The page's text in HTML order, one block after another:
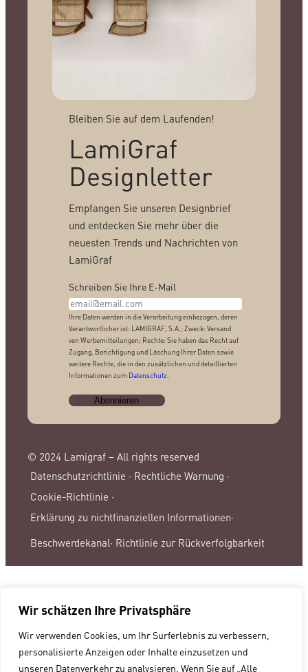
Wir schätzen Ihre Privatsphäre
Wir verwenden Cookies, um Ihr Surferlebnis zu verbessern,
personalisierte Anzeigen oder Inhalte einzusetzen und
unseren Datenverkehr zu analysieren. Wenn Sie auf „Alle
Bleiben Sie auf dem Laufenden!
LamiGraf
Designletter
Empfangen Sie unseren Designbrief
und entdecken Sie mehr über die
neuesten Trends und Nachrichten von
LamiGraf
Schreiben Sie Ihre E-Mail
Ihre Daten werden in die Verarbeitung einbezogen, deren
Verantwortlicher ist: LAMIGRAF, S.A.; Zweck: Versand
von Werbemitteilungen; Rechte: Sie haben das Recht auf
Zugang, Berichtigung und Löschung Ihrer Daten sowie
weitere Rechte, die in den zusätzlichen und detaillierten
Informationen zum Datenschutz
© 2024 Lamigraf – All rights reserved
Datenschutzrichtlinie · Rechtliche Warnung ·
Cookie-Richtlinie ·
Erklärung zu nichtfinanziellen Informationen·
Beschwerdekanal· Richtlinie zur Rückverfolgbarkeit